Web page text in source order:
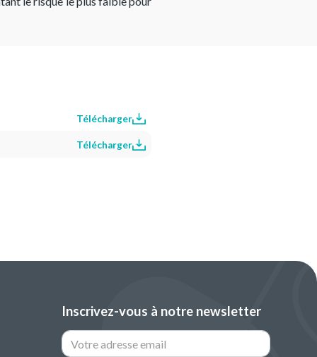
Télécharger
Télécharger
Inscrivez-vous à notre newsletter